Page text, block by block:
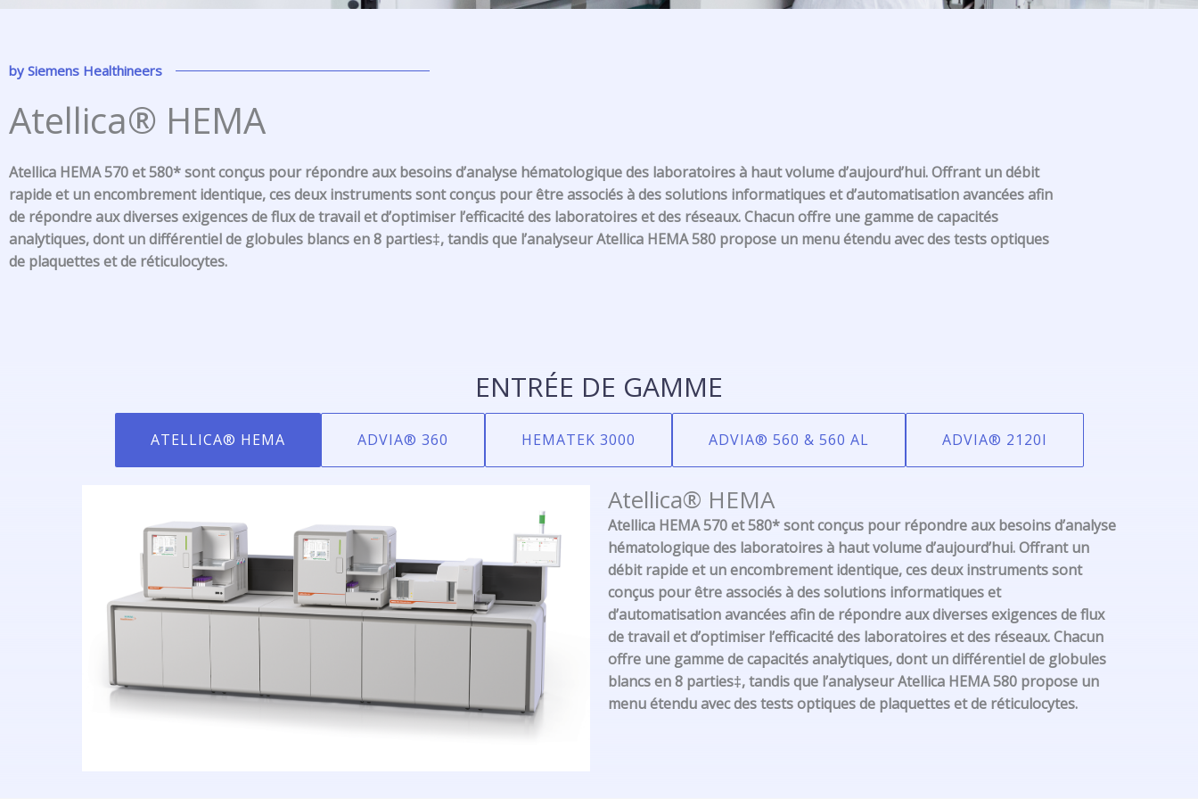
by Siemens Healthineers
Atellica® HEMA
Atellica HEMA 570 et 580* sont conçus pour répondre aux besoins d’analyse hématologique des laboratoires à haut volume d’aujourd’hui. Offrant un débit
rapide et un encombrement identique, ces deux instruments sont conçus pour être associés à des solutions informatiques et d’automatisation avancées afin
de répondre aux diverses exigences de flux de travail et d’optimiser l’efficacité des laboratoires et des réseaux. Chacun offre une gamme de capacités
analytiques, dont un différentiel de globules blancs en 8 parties‡, tandis que l’analyseur Atellica HEMA 580 propose un menu étendu avec des tests optiques
de plaquettes et de réticulocytes.
ENTRÉE DE GAMME
ATELLICA® HEMA ADVIA® 360 HEMATEK 3000 ADVIA® 560 & 560 AL ADVIA® 2120I
Atellica® HEMA
Atellica HEMA 570 et 580* sont conçus pour répondre aux besoins d’analyse
hématologique des laboratoires à haut volume d’aujourd’hui. Offrant un
débit rapide et un encombrement identique, ces deux instruments sont
conçus pour être associés à des solutions informatiques et
d’automatisation avancées afin de répondre aux diverses exigences de flux
de travail et d’optimiser l’efficacité des laboratoires et des réseaux. Chacun
offre une gamme de capacités analytiques, dont un différentiel de globules
blancs en 8 parties‡, tandis que l’analyseur Atellica HEMA 580 propose un
menu étendu avec des tests optiques de plaquettes et de réticulocytes.